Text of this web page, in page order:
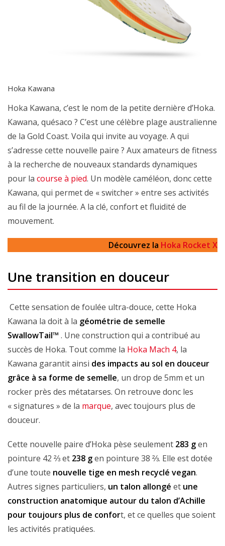
Hoka Kawana
Hoka Kawana, c’est le nom de la petite dernière d’Hoka.
Kawana, quésaco ? C’est une célèbre plage australienne
de la Gold Coast. Voila qui invite au voyage. A qui
s’adresse cette nouvelle paire ? Aux amateurs de fitness
à la recherche de nouveaux standards dynamiques
pour la course à pied. Un modèle caméléon, donc cette
Kawana, qui permet de « switcher » entre ses activités
au fil de la journée. A la clé, confort et fluidité de
mouvement.
Découvrez la Hoka Rocket X
Une transition en douceur
Cette sensation de foulée ultra-douce, cette Hoka
Kawana la doit à la géométrie de semelle
SwallowTail™ . Une construction qui a contribué au
succès de Hoka. Tout comme la Hoka Mach 4, la
Kawana garantit ainsi des impacts au sol en douceur
grâce à sa forme de semelle, un drop de 5mm et un
rocker près des métatarses. On retrouve donc les
« signatures » de la marque, avec toujours plus de
douceur.
Cette nouvelle paire d’Hoka pèse seulement 283 gen
pointure 42 ⅔ et 238 gen pointure 38 ⅔. Elle est dotée
d’une toute nouvelle tige en mesh recyclé vegan.
Autres signes particuliers, un talon allongé et une
construction anatomique autour du talon d’Achille
pour toujours plus de confort, et ce quelles que soient
les activités pratiquées.